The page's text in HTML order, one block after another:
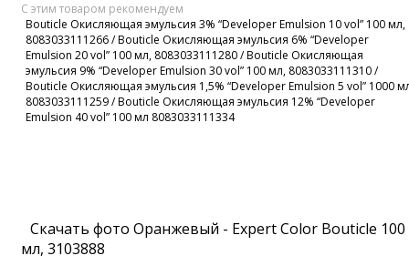
С этим товаром рекомендуем
Bouticle Окисляющая эмульсия 3% “Developer Emulsion 10 vol” 100 мл,
8083033111266/Bouticle Окисляющая эмульсия 6% “Developer
Emulsion 20 vol” 100 мл, 8083033111280/Bouticle Окисляющая
эмульсия 9% “Developer Emulsion 30 vol” 100 мл, 8083033111310/
Bouticle Окисляющая эмульсия 1,5% “Developer Emulsion 5 vol” 1000
8083033111259/Bouticle Окисляющая эмульсия 12% “Developer
Emulsion 40 vol” 100 мл 8083033111334
Скачать фото Оранжевый - Expert Color Bouticle 100
мл, 3103888